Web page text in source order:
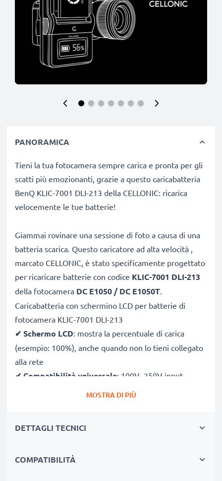
PANORAMICA
Tieni la tua fotocamera sempre carica e pronta per gli
scatti più emozionanti, grazie a questo caricabatteria
BenQ KLIC-7001 DLI-213 della CELLONIC: ricarica
velocemente le tue batterie!
Giammai rovinare una sessione di foto a causa di una
batteria scarica. Questo caricatore ad alta velocità ,
marcato CELLONIC, è stato specificamente progettato
per ricaricare batterie con codice KLIC-7001 DLI-213
della fotocamera DC E1050 / DC E1050T.
Caricabatteria con schermino LCD per batterie di
fotocamera KLIC-7001 DLI-213
✔ Schermo LCD: mostra la percentuale di carica
(esempio: 100%), anche quando non lo tieni collegato
alla rete
✔ Compatibilità universale: 100V–250V input
flessibile, utilizzabile ovunque, in Italia, Europa o fuori
aumenta la durata della batteria incrementando la
✔Sicurezza certificato
MOSTRA DI PIÙ
DETTAGLI TECNICI
COMPATIBILITÀ